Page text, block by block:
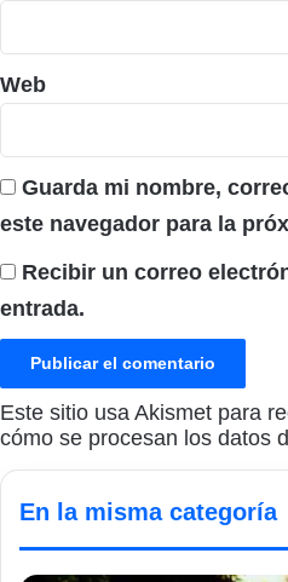
Web
Guarda mi nombre,
este navegador para la
Recibir un correo
entrada.
Este sitio usa Akismet para
cómo se procesan los datos
En la misma categoría